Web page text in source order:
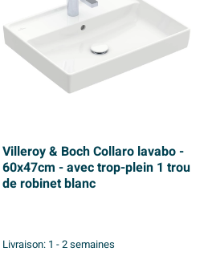
Villeroy & Boch Collaro lavabo -
60x47cm - avec trop-plein 1 trou
de robinet blanc
Livraison: 1 - 2 semaines